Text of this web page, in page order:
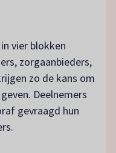
vier blokken
zorgaanbieders,
zo de kans om
Deelnemers
gevraagd hun